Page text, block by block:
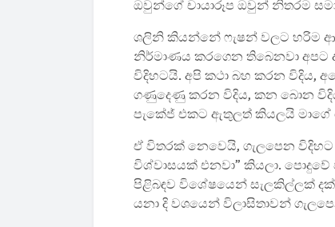
ඔවුන්ගේ චායාරූප ඔවුන් නිතරම
ශලිනි කියන්නේ ෆැෂන් වලට හරිම
නිර්මාණය කරගෙන තිබෙනවා අපට
විදිහටයි. අපි කථා බහ කරන විදිය,
ගණුදෙණු කරන විදිය, කන බොන
පැකේජ් එකට ඇතුලත් කියලයි
ඒ විතරක් නෙවෙයි, ගැලපෙන
විශ්වාසයක් එනවා” කියලා. පොදුවේ
පිළිබඳව විශේෂයෙන් සැලකිල්ලක්
යනා දි වශයෙන් විලාසිතාවන්